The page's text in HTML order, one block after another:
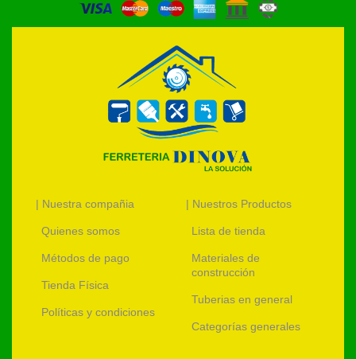
| Nuestra compañia
Quienes somos
Métodos de pago
Tienda Física
Políticas y condiciones
| Nuestros Productos
Lista de tienda
Materiales de
construcción
Tuberias en general
Categorías generales